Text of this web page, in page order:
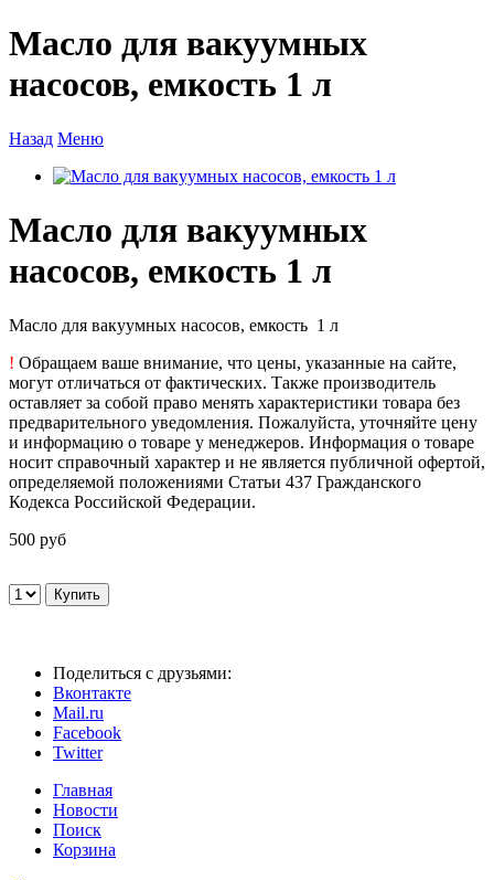
Масло для вакуумных
насосов, емкость 1 л
Назад Меню
Масло для вакуумных
насосов, емкость 1 л
Масло для вакуумных насосов, емкость 1 л
! Обращаем ваше внимание, что цены, указанные на сайте,
могут отличаться от фактических. Также производитель
оставляет за собой право менять характеристики товара без
предварительного уведомления. Пожалуйста, уточняйте цену
и информацию о товаре у менеджеров. Информация о товаре
носит справочный характер и не является публичной офертой,
определяемой положениями Статьи 437 Гражданского
Кодекса Российской Федерации.
500 руб
Поделиться с друзьями:
Вконтакте
Mail.ru
Facebook
Twitter
Главная
Новости
Поиск
Корзина